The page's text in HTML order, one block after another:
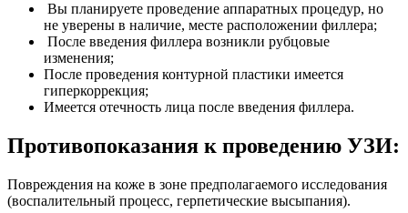
Вы планируете проведение аппаратных процедур, но
не уверены в наличие, месте расположении филлера;
После введения филлера возникли рубцовые
изменения;
После проведения контурной пластики имеется
гиперкоррекция;
Имеется отечность лица после введения филлера.
Противопоказания к проведению УЗИ:
Повреждения на коже в зоне предполагаемого исследования
(воспалительный процесс, герпетические высыпания).